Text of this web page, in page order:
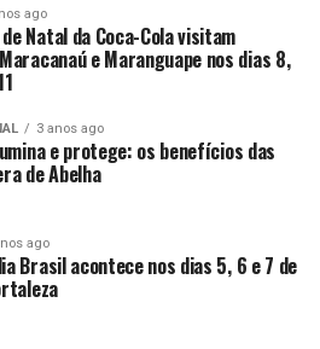
ago
Natal da Coca-Cola visitam
e Maranguape nos dias 8,
3 anos ago
e protege: os benefícios das
de Abelha
ago
Brasil acontece nos dias 5, 6 e 7 de